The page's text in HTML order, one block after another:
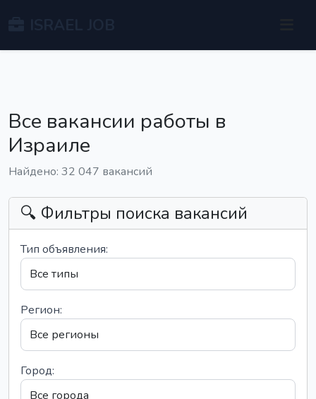
Все вакансии работы в
Израиле
Найдено: 32 047 вакансий
🔍 Фильтры поиска вакансий
Тип объявления:
Регион:
Город: